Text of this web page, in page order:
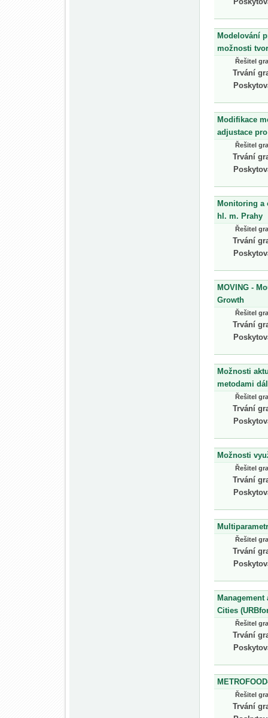
Modelování
možnosti
Řešitel
Trvání
Modifikace
adjustace
Řešitel
Trvání
Monitoring a
hl. m. Prahy
Řešitel
Trvání
MOVING -
Growth
Řešitel
Trvání
Možnosti
metodami
Řešitel
Trvání
Možnosti
Řešitel
Trvání
Řešitel
Trvání
Cities
Řešitel
Trvání
Řešitel
Trvání